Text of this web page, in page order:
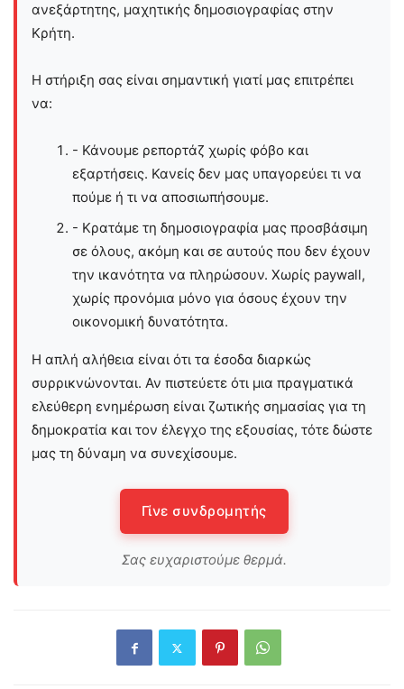
ανεξάρτητης, μαχητικής δημοσιογραφίας στην
Kρήτη.
Η στήριξη σας είναι σημαντική γιατί μας επιτρέπει
να:
- Κάνουμε ρεπορτάζ χωρίς φόβο και
εξαρτήσεις. Κανείς δεν μας υπαγορεύει τι να
πούμε ή τι να αποσιωπήσουμε.
- Κρατάμε τη δημοσιογραφία μας προσβάσιμη
σε όλους, ακόμη και σε αυτούς που δεν έχουν
την ικανότητα να πληρώσουν. Χωρίς paywall,
χωρίς προνόμια μόνο για όσους έχουν την
οικονομική δυνατότητα.
Η απλή αλήθεια είναι ότι τα έσοδα διαρκώς
συρρικνώνονται. Αν πιστεύετε ότι μια πραγματικά
ελεύθερη ενημέρωση είναι ζωτικής σημασίας για τη
δημοκρατία και τον έλεγχο της εξουσίας, τότε δώστε
μας τη δύναμη να συνεχίσουμε.
Γίνε συνδρομητής
Σας ευχαριστούμε θερμά.